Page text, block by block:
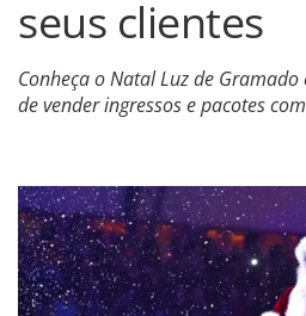
seus clientes
Conheça o Natal Luz de
de vender ingressos e pacotes